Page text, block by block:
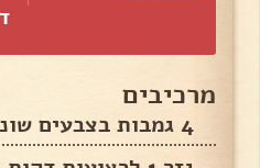
מרכיבים
4 גמבות בצבעים שונים